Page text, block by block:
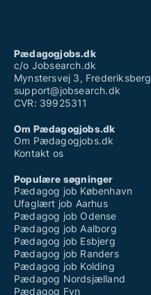
Pædagogjobs.dk
c/o Jobsearch.dk
Mynstersvej 3, Frederiksberg
support@jobsearch.dk
CVR: 39925311
Om Pædagogjobs.dk
Om Pædagogjobs.dk
Kontakt os
Populære søgninger
Pædagog job København
Ufaglært job Aarhus
Pædagog job Odense
Pædagog job Aalborg
Pædagog job Esbjerg
Pædagog job Randers
Pædagog job Kolding
Pædagog Nordsjælland
Pædagog Fyn